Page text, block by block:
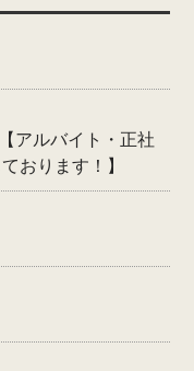
アルバイト・正社
おります！】